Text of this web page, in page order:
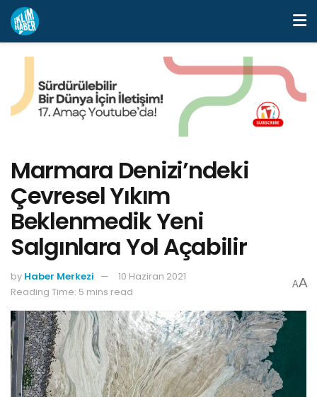
Marmara Denizi’ndeki
Çevresel Yıkım
Beklenmedik Yeni
Salgınlara Yol Açabilir
by Haber Merkezi
10 Haziran 2021
Reading Time: 5 mins read
AA